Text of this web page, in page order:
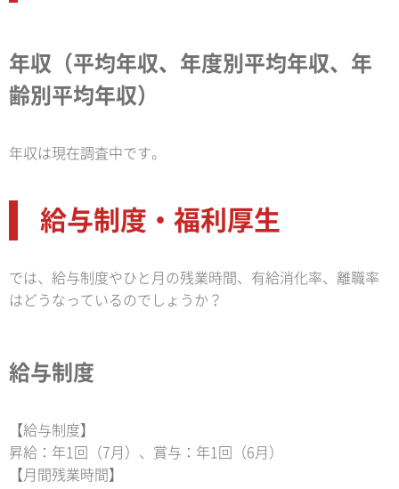
年収（平均年収、年度別平均年収、年
齢別平均年収）
年収は現在調査中です。
給与制度・福利厚生
では、給与制度やひと月の残業時間、有給消化率、離職率
はどうなっているのでしょうか？
給与制度
【給与制度】
昇給：年1回（7月）、賞与：年1回（6月）
【月間残業時間】